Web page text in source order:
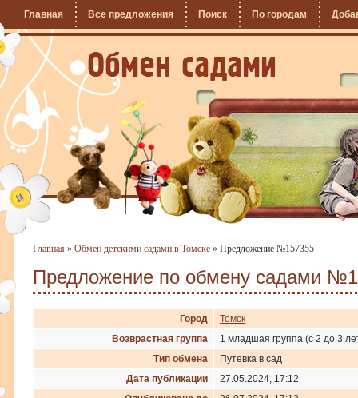
Главная Все предложения Поиск По городам
Главная » Обмен детскими садами в Томске » Предложение №157355
Предложение по обмену садами
Город
Томск
Возврастная группа
1 младшая группа (с 2 до 3
Тип обмена
Путевка в сад
Дата публикации
27.05.2024, 17:12